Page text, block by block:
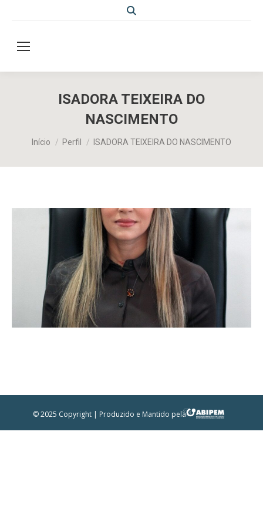
Search:
ISADORA TEIXEIRA DO
NASCIMENTO
Início Perfil ISADORA TEIXEIRA DO NASCIMENTO
© 2025 Copyright | Produzido e Mantido pela